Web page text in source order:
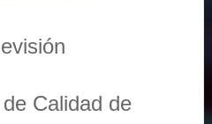
Calidad de